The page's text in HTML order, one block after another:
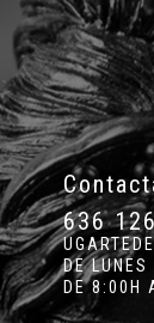
636
DE
DE 8:00H